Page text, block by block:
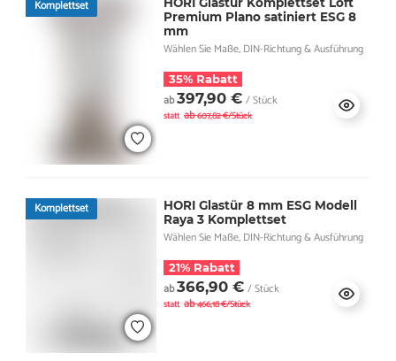
Komplettset
Premium Plano satiniert ESG 8
mm
Wählen Sie Maße, DIN-Richtung & Ausführung
35% Rabatt
ab397,90 € / Stück
statt ab607,82 €/Stück
Komplettset
HORI Glastür 8 mm ESG Modell
Raya 3 Komplettset
Wählen Sie Maße, DIN-Richtung & Ausführung
21% Rabatt
ab366,90 € / Stück
statt ab466,18 €/Stück